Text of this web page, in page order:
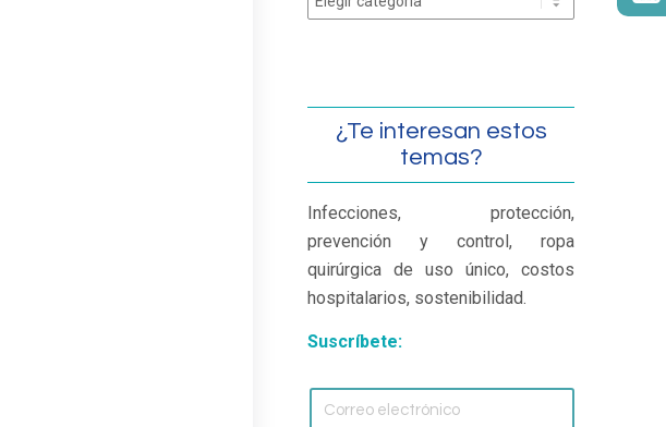
¿Te interesan estos
temas?
Infecciones, protección,
prevención y control, ropa
quirúrgica de uso único, costos
hospitalarios, sostenibilidad.
Suscríbete: